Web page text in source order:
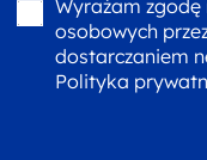
Wyrażam
osobowych
dostarczaniem
Polityka